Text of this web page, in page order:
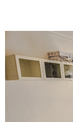
pied.Copropriété
courantes : 136
sens de l’article
de l’habitation.